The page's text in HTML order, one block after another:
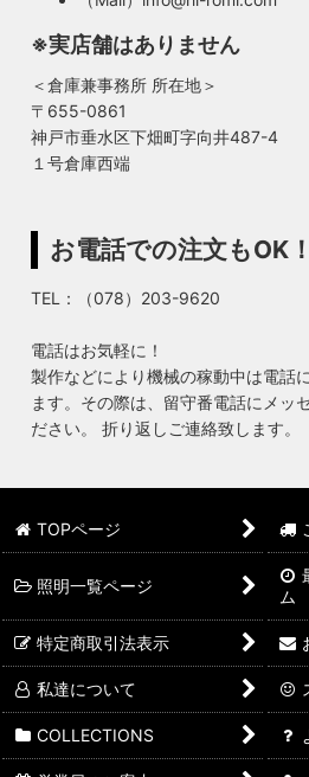
※実店舗はありません
＜倉庫兼事務所 所在地＞
〒655-0861
神戸市垂水区下畑町字向井487-4
１号倉庫西端
お電話での注文もOK！
TEL：（078）203-9620
電話はお気軽に！
製作などにより機械の稼動中は電話
ます。その際は、留守番電話にメッ
ださい。 折り返しご連絡致します。
TOPページ
照明一覧ページ
ム
特定商取引法表示
私達について
COLLECTIONS